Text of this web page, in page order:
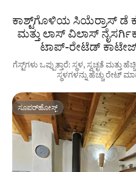
ಕಾಶ್ಟ್‌ಗೊಳಿಯ ಸಿಯೆರ್ರಾಸ್ ಡೆ
ಮತ್ತು ಲಾಸ್ ವಿಲಾಸ್
ಟಾಪ್-ರೇಟೆಡ್
ಗೆಸ್ಟ್‌ಗಳು ಒಪ್ಪುತ್ತಾರೆ: ಸ್ಥಳ, ಸ್ವಚ್ಛತೆ ಮತ್ತು
ಸ್ಥಳಗಳನ್ನು ಹೆಚ್ಚು ರೇಟ್
ಸೂಪರ್‌ಹೋಸ್ಟ್
ಸೂಪರ್‌ಹೋಸ್ಟ್